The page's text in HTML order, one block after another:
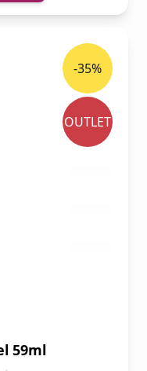
59ml
-35%
OUTLET